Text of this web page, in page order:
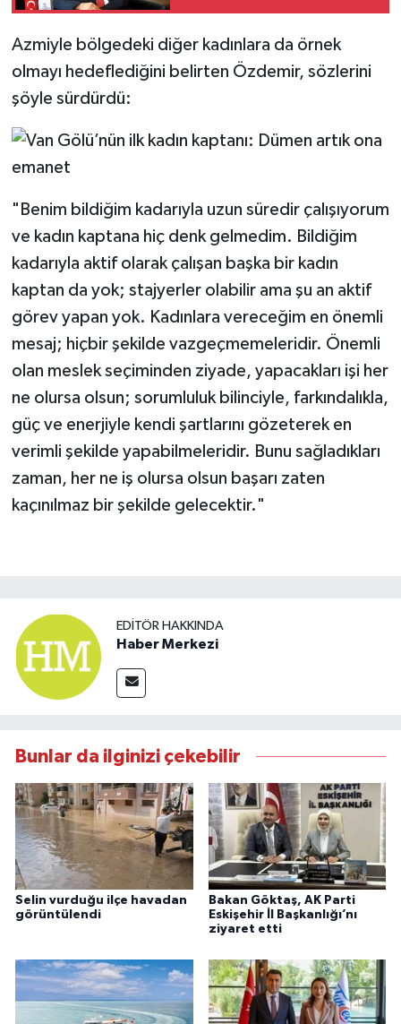
Azmiyle bölgedeki diğer kadınlara da örnek
olmayı hedeflediğini belirten Özdemir, sözlerini
şöyle sürdürdü:
"Benim bildiğim kadarıyla uzun süredir çalışıyorum
ve kadın kaptana hiç denk gelmedim. Bildiğim
kadarıyla aktif olarak çalışan başka bir kadın
kaptan da yok; stajyerler olabilir ama şu an aktif
görev yapan yok. Kadınlara vereceğim en önemli
mesaj; hiçbir şekilde vazgeçmemeleridir. Önemli
olan meslek seçiminden ziyade, yapacakları işi her
ne olursa olsun; sorumluluk bilinciyle, farkındalıkla,
güç ve enerjiyle kendi şartlarını gözeterek en
verimli şekilde yapabilmeleridir. Bunu sağladıkları
zaman, her ne iş olursa olsun başarı zaten
kaçınılmaz bir şekilde gelecektir."
EDITÖR HAKKINDA
Haber Merkezi
Bunlar da ilginizi çekebilir
Selin vurduğu ilçe havadan
görüntülendi
Bakan Göktaş, AK Parti
Eskişehir İl Başkanlığı’nı
ziyaret etti